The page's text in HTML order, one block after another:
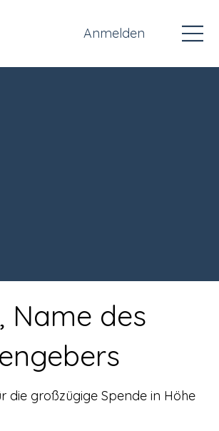
Anmelden
Name des
die großzügige Spende in Höhe